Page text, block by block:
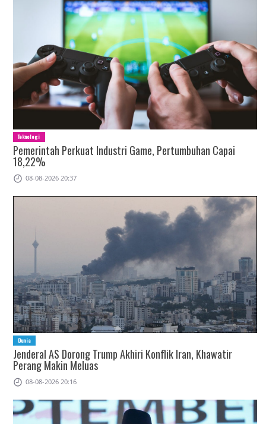
Teknologi
Pemerintah Perkuat Industri Game, Pertumbuhan Capai
18,22%
08-08-2026 20:37
Dunia
Jenderal AS Dorong Trump Akhiri Konflik Iran, Khawatir
Perang Makin Meluas
08-08-2026 20:16